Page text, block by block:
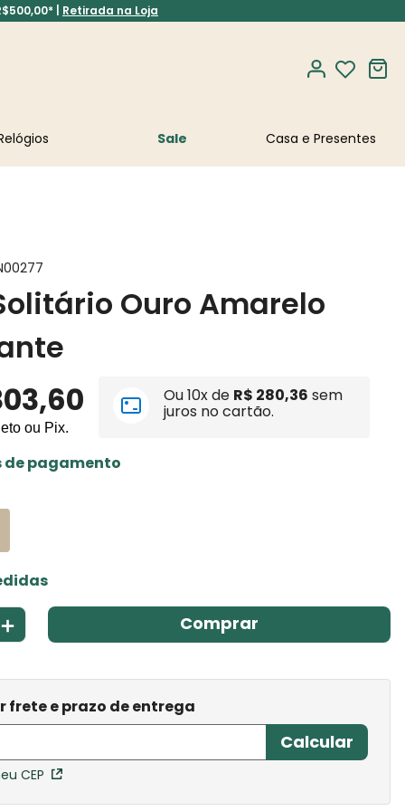
| Retirada na Loja
Sale
Ouro Amarelo
,60
ou Pix.
Ou10x de R$ 280,36 sem
juros no cartão.
de pagamento
Comprar
CEP